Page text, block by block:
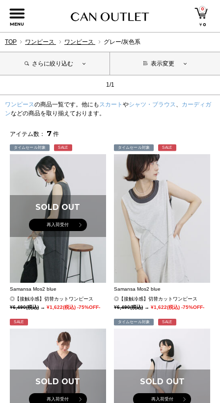
MENU
0
￥0
TOP ワンピース ワンピース グレー/灰色系
さらに絞り込む 表示変更
1/1
ワンピースの商品一覧です。他にも スカート やシャツ・ブラウス、 カーディガ
ンなどの商品を取り揃えております。
アイテム数： 7 件
タイムセール対象 SALE
SOLD OUT
再入荷受付
Samansa Mos2 blue
◎【接触冷感】切替カットワンピース
¥6,490(税込) → ¥1,622(税込) -75%OFF-
タイムセール対象 SALE
Samansa Mos2 blue
◎【接触冷感】切替カットワンピース
¥6,490(税込)→¥1,622(税込) -75%OFF-
SALE
SOLD OUT
再入荷受付
タイムセール対象 SALE
SOLD OUT
再入荷受付